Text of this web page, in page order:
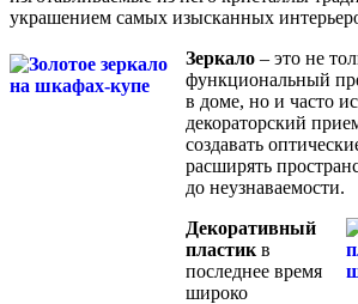
украшением самых изысканных
Зеркало – это не
функциональный
в доме, но и часто
декораторский
создавать
расширять
до неузнаваемости.
Декоративный
пластик в
последнее время
широко